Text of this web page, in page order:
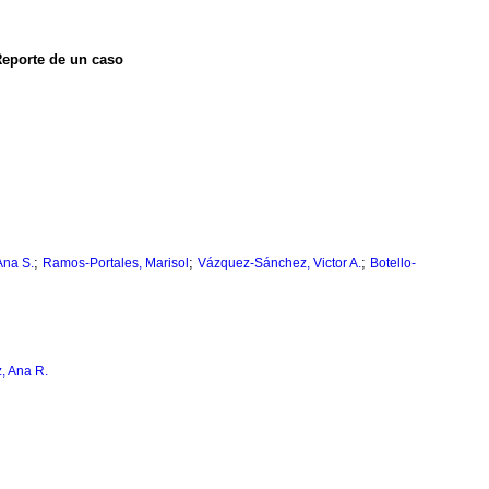
de un caso
S.; Ramos-Portales, Marisol ; Vázquez-Sánchez, Victor A.; Botello-
Ana R.